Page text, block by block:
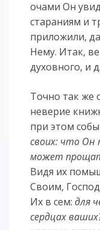
очами Он
стараниям и
приложили,
Нему. Итак,
духовного, и
Точно так же
неверие
при этом
своих: что Он
может
Видя их
Своим,
Их в сем:для
сердцах